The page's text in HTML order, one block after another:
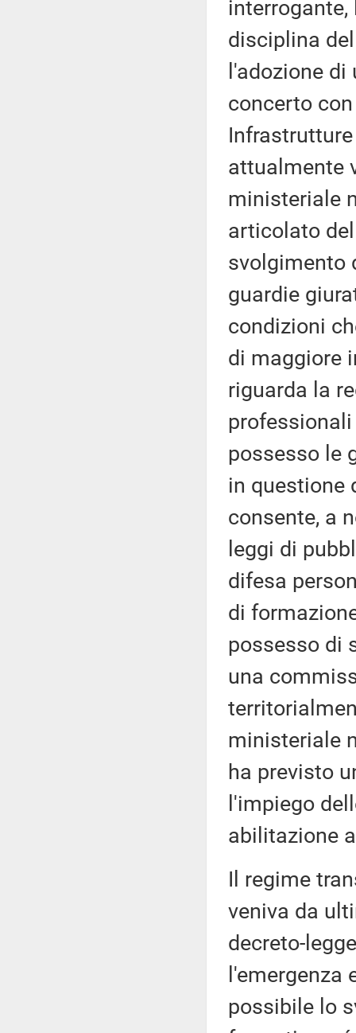
disciplina
l'adozione
concerto
attualmente
ministeriale
articolato
svolgimento
guardie
condizioni
di maggiore
riguarda la
possesso le
in questione
consente, a
leggi di
difesa
di
possesso di
una
ministeriale
ha previsto
l'impiego
abilitazione
Il regime
veniva da
decreto-
l'emergenza
possibile lo